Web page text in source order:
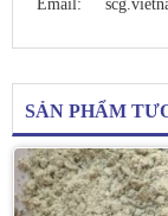
Email:
SẢN PHẨM